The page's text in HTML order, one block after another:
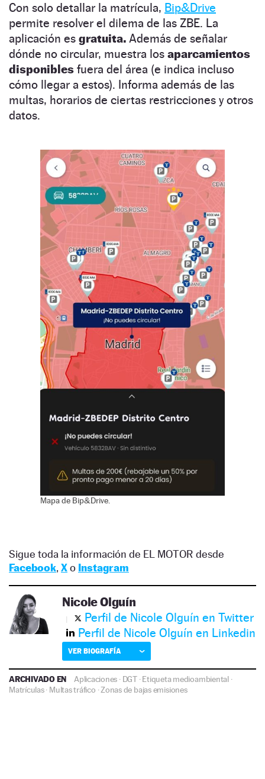
Con solo detallar la matrícula, Bip&Drive
permite resolver el dilema de las ZBE. La
aplicación es gratuita. Además de señalar
dónde no circular, muestra los aparcamientos
disponibles fuera del área (e indica incluso
cómo llegar a estos). Informa además de las
multas, horarios de ciertas restricciones y otros
datos.
Mapa de Bip&Drive.
Sigue toda la información de EL MOTOR desde
Facebook, Xo Instagram
Nicole Olguín
Perfil de Nicole Olguín en Twitter
Perfil de Nicole Olguín en Linkedin
VER BIOGRAFÍA
ARCHIVADO EN Aplicaciones · DGT·Etiqueta medioambiental·
Matrículas· Multas tráfico ·Zonas de bajas emisiones